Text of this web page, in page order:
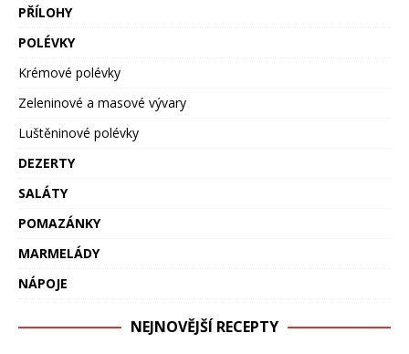
PŘÍLOHY
POLÉVKY
Krémové polévky
Zeleninové a masové vývary
Luštěninové polévky
DEZERTY
SALÁTY
POMAZÁNKY
MARMELÁDY
NÁPOJE
NEJNOVĚJŠÍ RECEPTY